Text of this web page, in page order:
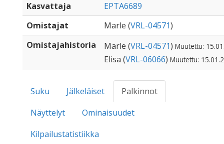
Kasvattaja
EPTA6689
Omistajat
Marle (VRL-04571)
Omistajahistoria
Marle (VRL-04571) Muutettu:
Elisa (VRL-06066) Muutettu:
Suku Jälkeläiset
Palkinnot
Näyttelyt
Ominaisuudet
Kilpailustatistiikka